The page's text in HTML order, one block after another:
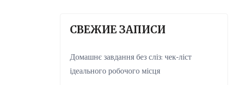
СВЕЖИЕ ЗАПИСИ
Домашнє завдання без сліз: чек-ліст
ідеального робочого місця